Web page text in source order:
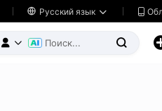
 Русский язык  
  